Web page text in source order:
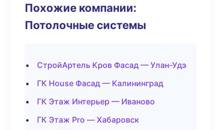
Похожие компании:
Потолочные системы
СтройАртель Кров Фасад — Улан-Удэ
ГК House Фасад — Калининград
ГК Этаж Интерьер — Иваново
ГК Этаж Pro — Хабаровск